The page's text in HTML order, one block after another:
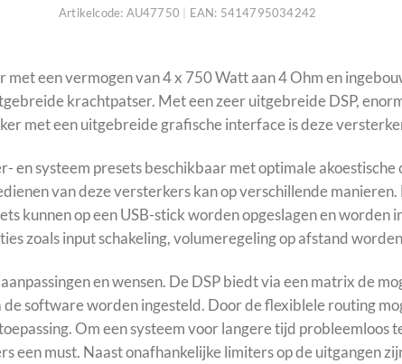
Artikelcode: AU47750 EAN: 5414795034242
een vermogen van 4 x 750 Watt aan 4 Ohm en
krachtpatser. Met een zeer uitgebreide DSP,
met een uitgebreide grafische interface is deze
en systeem presets beschikbaar met optimale
van deze versterkers kan op verschillende
kunnen op een USB-stick worden opgeslagen en worden
zoals input schakeling, volumeregeling op afstand
en wensen. De DSP biedt via een matrix de
software worden ingesteld. Door de flexiblele routing
Om een systeem voor langere tijd probleemloos
een must. Naast onafhankelijke limiters op de uitgangen